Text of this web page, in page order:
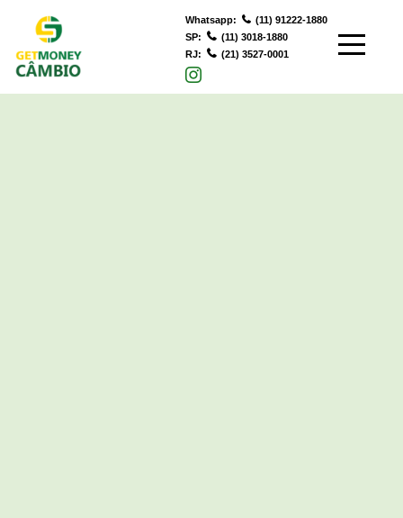
Whatsapp:
(11) 91222-1880
SP:
(11) 3018-1880
RJ:
(21) 3527-0001